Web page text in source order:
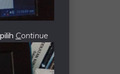
Continue